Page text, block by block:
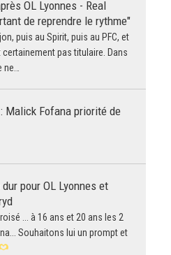
OL Lyonnes - Real
de reprendre le rythme"
puis au Spirit, puis au PFC, et
pas titulaire. Dans
Malick Fofana priorité de
pour OL Lyonnes et
... à 16 ans et 20 ans les 2
Souhaitons lui un prompt et